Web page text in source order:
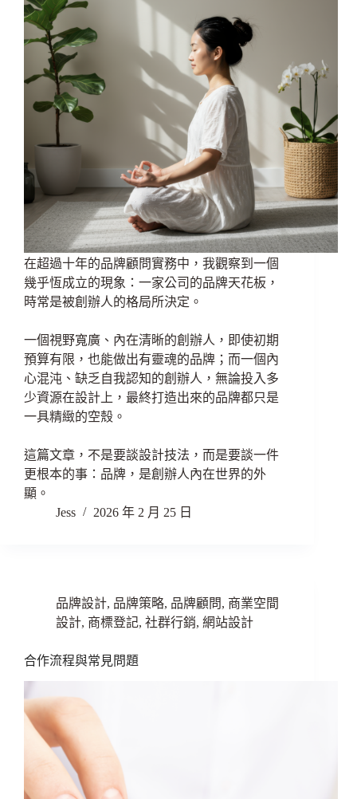
在超過十年的品牌顧問實務中，我觀察到一個
幾乎恆成立的現象：一家公司的品牌天花板，
時常是被創辦人的格局所決定。
一個視野寬廣、內在清晰的創辦人，即使初期
預算有限，也能做出有靈魂的品牌；而一個內
心混沌、缺乏自我認知的創辦人，無論投入多
少資源在設計上，最終打造出來的品牌都只是
一具精緻的空殼。
這篇文章，不是要談設計技法，而是要談一件
更根本的事：品牌，是創辦人內在世界的外
顯。
Jess
2026 年 2 月 25 日
品牌設計, 品牌策略, 品牌顧問, 商業空間
設計, 商標登記, 社群行銷, 網站設計
合作流程與常見問題